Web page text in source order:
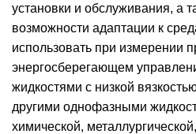
установки и обслуживания, а
возможности адаптации к
использовать при измерении
энергосберегающем
жидкостями с низкой
другими однофазными
химической,